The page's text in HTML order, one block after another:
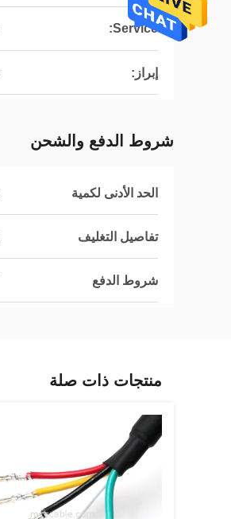
Service:
إبراز:
شروط الدفع والشحن
الحد الأدنى لكمية
تفاصيل التغليف
شروط الدفع
منتجات ذات صلة